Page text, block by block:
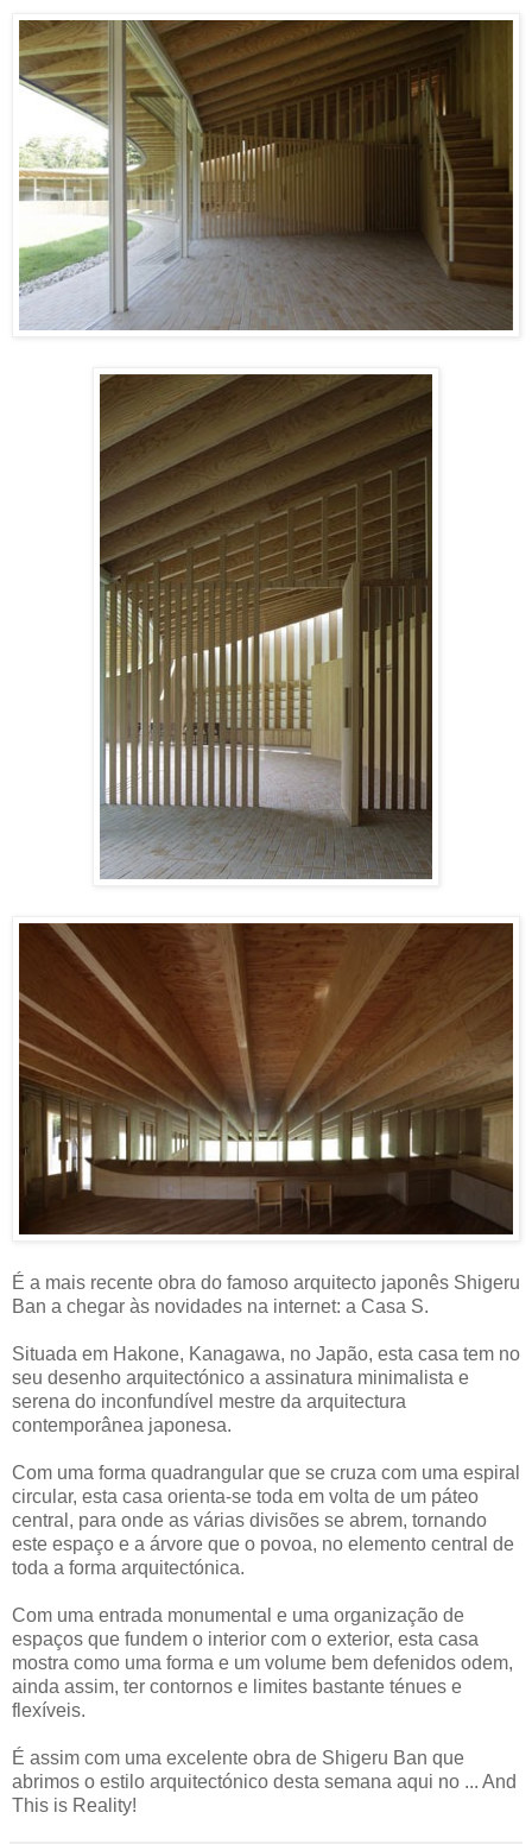
É a mais recente obra do famoso arquitecto japonês Shigeru
Ban a chegar às novidades na internet: a Casa S.
Situada em Hakone, Kanagawa, no Japão, esta casa tem no
seu desenho arquitectónico a assinatura minimalista e
serena do inconfundível mestre da arquitectura
contemporânea japonesa.
Com uma forma quadrangular que se cruza com uma espiral
circular, esta casa orienta-se toda em volta de um páteo
central, para onde as várias divisões se abrem, tornando
este espaço e a árvore que o povoa, no elemento central de
toda a forma arquitectónica.
Com uma entrada monumental e uma organização de
espaços que fundem o interior com o exterior, esta casa
mostra como uma forma e um volume bem defenidos odem,
ainda assim, ter contornos e limites bastante ténues e
flexíveis.
É assim com uma excelente obra de Shigeru Ban que
abrimos o estilo arquitectónico desta semana aqui no ... And
This is Reality!